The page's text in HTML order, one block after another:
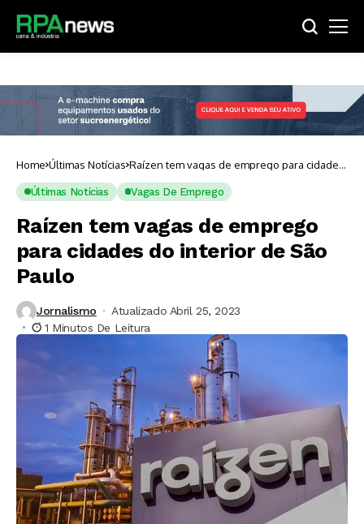
Home Últimas Notícias Raízen tem vagas de emprego para cidades
do interior de São Paulo
Últimas Notícias Vagas De Emprego
Raízen tem vagas de emprego
para cidades do interior de São
Paulo
Jornalismo
Atualizado Abril 25, 2023
1 Minutos De Leitura